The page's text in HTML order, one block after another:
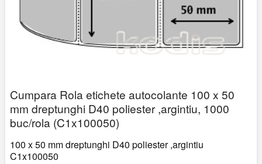
Cumpara Rola etichete autocolante 100 x 50
mm dreptunghi D40 poliester ,argintiu, 1000
buc/rola (C1x100050)
100 x 50 mm dreptunghi D40 poliester ,argintiu
C1x100050